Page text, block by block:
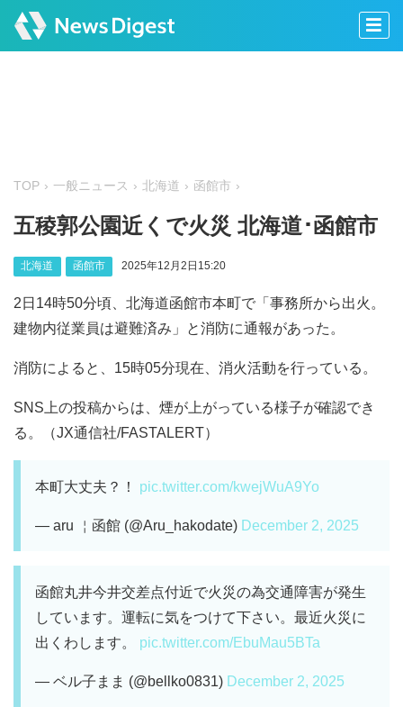
TOP 一般ニュース 北海道 函館市
五稜郭公園近くで火災 北海道･函館市
北海道 函館市 2025年12月2日15:20
2日14時50分頃、北海道函館市本町で「事務所から出火。
建物内従業員は避難済み」と消防に通報があった。
消防によると、15時05分現在、消火活動を行っている。
SNS上の投稿からは、煙が上がっている様子が確認でき
る。（JX通信社/FASTALERT）
本町大丈夫？！ pic.twitter.com/kwejWuA9Yo
— aru ￤函館 (@Aru_hakodate) December 2, 2025
函館丸井今井交差点付近で火災の為交通障害が発生
しています。運転に気をつけて下さい。最近火災に
出くわします。 pic.twitter.com/EbuMau5BTa
— ベル子まま (@bellko0831) December 2, 2025